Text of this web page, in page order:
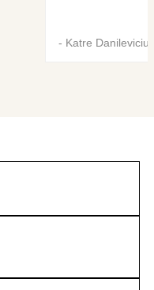
- Katre Danilevicius